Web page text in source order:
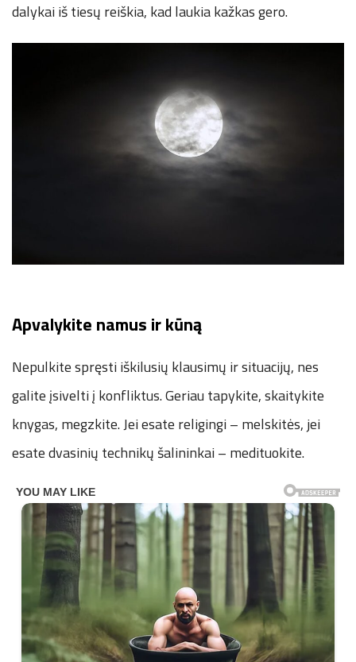
dalykai iš tiesų reiškia, kad laukia kažkas gero.
Apvalykite namus ir kūną
Nepulkite spręsti iškilusių klausimų ir situacijų, nes
galite įsivelti į konfliktus. Geriau tapykite, skaitykite
knygas, megzkite. Jei esate religingi – melskitės, jei
esate dvasinių technikų šalininkai – medituokite.